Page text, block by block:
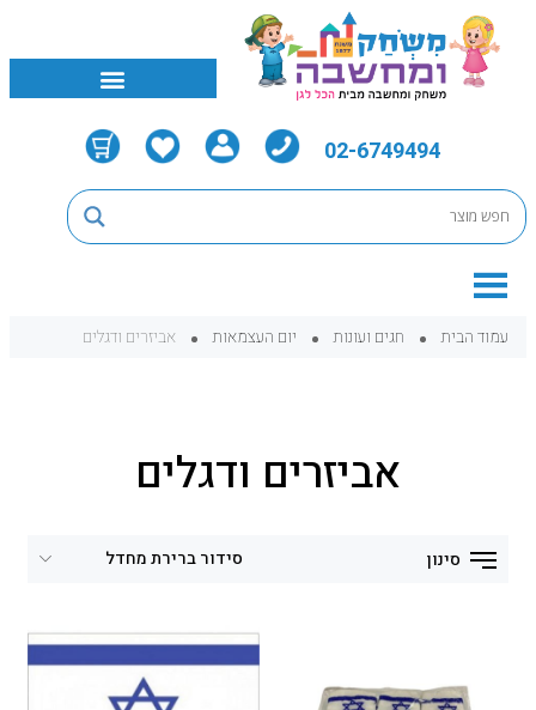
02-6749494
עמוד הבית חגים ועונות יום העצמאות אביזרים ודגלים
אביזרים ודגלים
סינון